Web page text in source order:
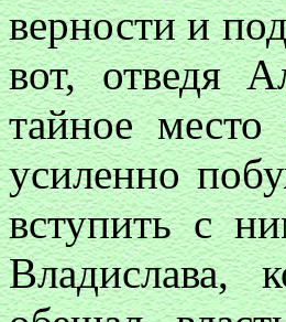
верности и
вот, отведя
тайное место
усиленно
вступить с
Владислава,